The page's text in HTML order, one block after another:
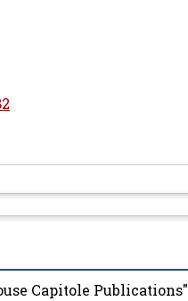
Capitole Publications"